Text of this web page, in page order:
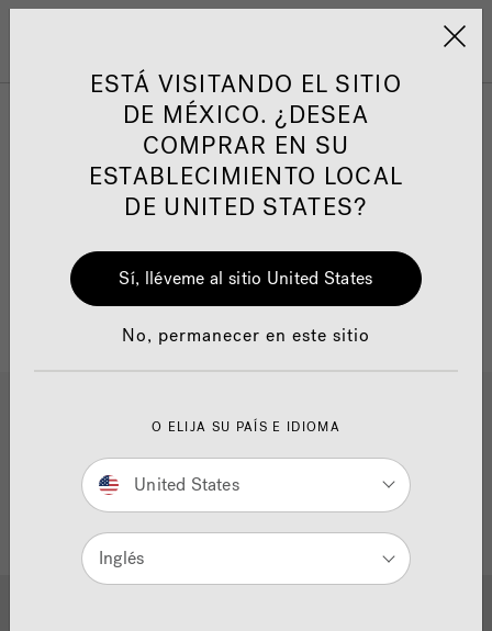
Jacuzzi&reg; Latin
Responsabilidad Social
HIDROMASAJE
ESTÁ VISITANDO EL SITIO
DE MÉXICO. ¿DESEA
COMPRAR EN SU
ESTABLECIMIENTO LOCAL
DE UNITED STATES?
Sí, lléveme al sitio United States
No, permanecer en este sitio
O ELIJA SU PAÍS E IDIOMA
United States
Inglés